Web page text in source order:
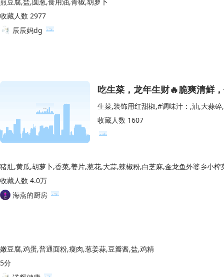
收藏人数 2977
辰辰妈dg
吃生菜，龙年生财🔥脆爽清鲜，
收藏人数 1607
收藏人数 4.0万
海燕的厨房
嫩豆腐,鸡蛋,普通面粉,瘦肉,葱姜蒜,豆瓣酱,盐,鸡精
5分